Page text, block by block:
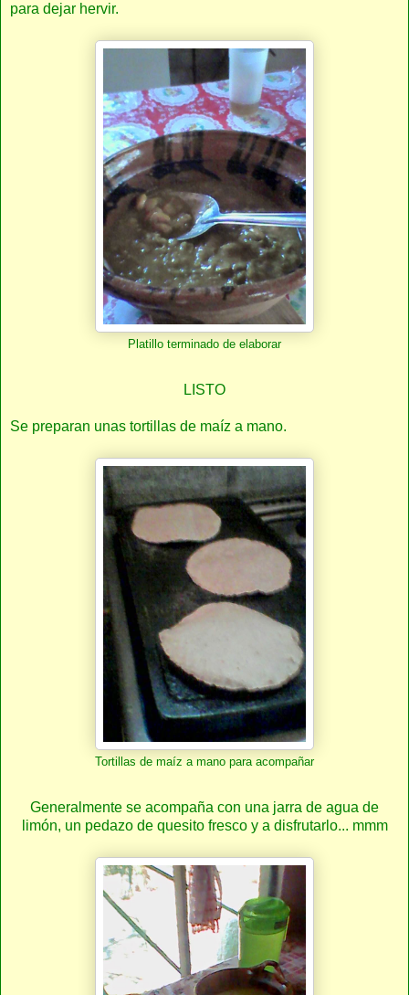
para dejar hervir.
Platillo terminado de elaborar
LISTO
Se preparan unas tortillas de maíz a mano.
Tortillas de maíz a mano para acompañar
Generalmente se acompaña con una jarra de agua de
limón, un pedazo de quesito fresco y a disfrutarlo... mmm